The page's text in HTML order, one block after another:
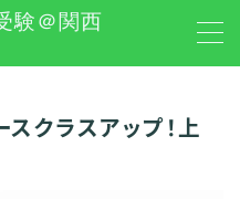
験＠関西
スクラスアップ！上